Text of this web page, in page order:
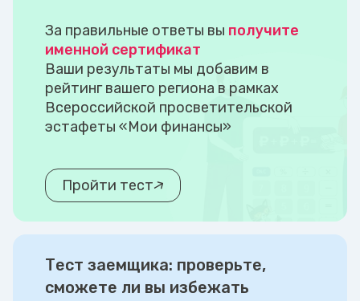
За правильные ответы вы получите
именной сертификат
Ваши результаты мы добавим в
рейтинг вашего региона в рамках
Всероссийской просветительской
эстафеты «Мои финансы»
Пройти тест
Тест заемщика: проверьте,
сможете ли вы избежать